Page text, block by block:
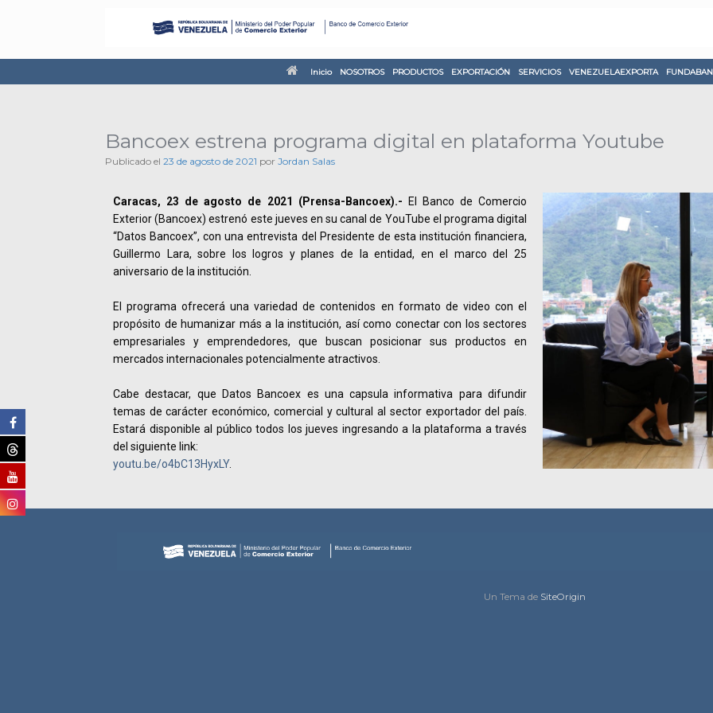
Inicio NOSOTROS PRODUCTOS EXPORTACIÓN SERVICIOS VENEZUELAEXPORTA
Bancoex estrena programa digital en plataforma Youtube
Publicado el 23 de agosto de 2021 por Jordan Salas
Caracas, 23 de agosto de 2021 (Prensa-Bancoex).- El Banco de Comercio
Exterior (Bancoex) estrenó este jueves en su canal de YouTube el programa digital
“Datos Bancoex”, con una entrevista del Presidente de esta institución financiera,
Guillermo Lara, sobre los logros y planes de la entidad, en el marco del 25
aniversario de la institución.
El programa ofrecerá una variedad de contenidos en formato de video con el
propósito de humanizar más a la institución, así como conectar con los sectores
empresariales y emprendedores, que buscan posicionar sus productos en
mercados internacionales potencialmente atractivos.
Cabe destacar, que Datos Bancoex es una capsula informativa para difundir
temas de carácter económico, comercial y cultural al sector exportador del país.
Estará disponible al público todos los jueves ingresando a la plataforma a través
del siguiente link:
youtu.be/o4bC13HyxLY.
Un Tema de SiteOrigin